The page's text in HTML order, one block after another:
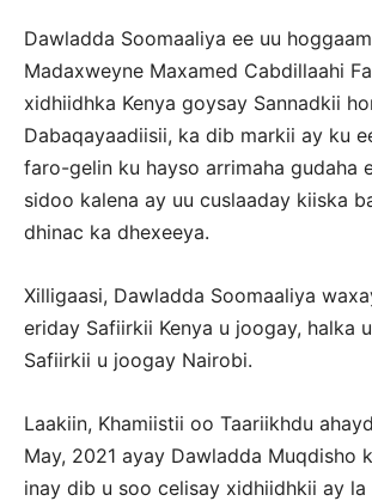
Dawladda Soomaaliya ee uu
Madaxweyne Maxamed Cabdillaahi
xidhiidhka Kenya goysay Sannadkii
Dabaqayaadiisii, ka dib markii ay ku
faro-gelin ku hayso arrimaha gudaha
sidoo kalena ay uu cuslaaday kiiska
dhinac ka dhexeeya.
Xilligaasi, Dawladda Soomaaliya
eriday Safiirkii Kenya u joogay, halka
Safiirkii u joogay Nairobi.
Laakiin, Khamiistii oo Taariikhdu
May, 2021 ayay Dawladda Muqdisho
inay dib u soo celisay xidhiidhkii ay la